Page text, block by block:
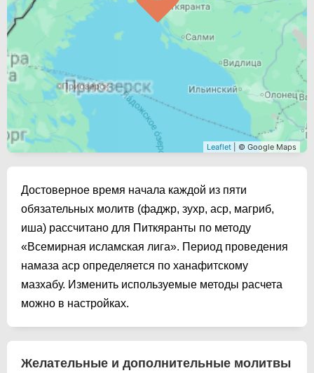
Leaflet | © Google Maps
Достоверное время начала каждой из пяти
обязательных молитв (фаджр, зухр, аср, магриб,
иша) рассчитано для Питкяранты по методу
«Всемирная исламская лига». Период проведения
намаза аср определяется по ханафитскому
мазхабу. Изменить используемые методы расчета
можно в настройках.
Желательные и дополнительные молитвы